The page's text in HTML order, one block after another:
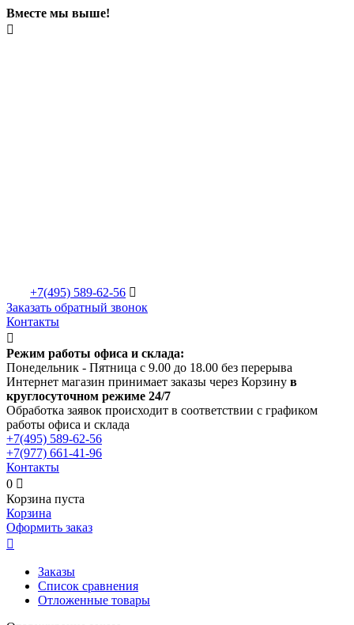
Вместе мы выше!

+7(495) 589-62-56 
Заказать обратный звонок
Контакты

Режим работы офиса и склада:
Понедельник - Пятница с 9.00 до 18.00 без перерыва
Интернет магазин принимает заказы через Корзину в
круглосуточном режиме 24/7
Обработка заявок происходит в соответствии с графиком
работы офиса и склада
+7(495) 589-62-56
+7(977) 661-41-96
Контакты
0 
Корзина пуста
Корзина
Оформить заказ

Заказы
Список сравнения
Отложенные товары